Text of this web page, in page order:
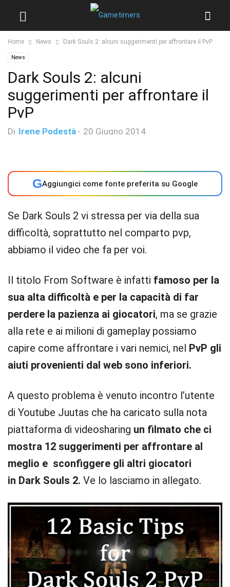
Home News Dark Souls 2: alcuni suggerimenti per affrontare il PvP
News
Dark Souls 2: alcuni
suggerimenti per affrontare il
PvP
Di Irene Podestà - 20 Giugno 2014
GAggiungici come fonte preferita su Google
Se Dark Souls 2 vi stressa per via della sua
difficoltà, soprattutto nel comparto pvp,
abbiamo il video che fa per voi.
Il titolo From Software è infatti famoso per la
sua alta difficoltà e per la capacità di far
perdere la pazienza ai giocatori, ma se grazie
alla rete e ai milioni di gameplay possiamo
capire come affrontare i vari nemici, nel PvP gli
aiuti provenienti dal web sono inferiori.
A questo problema è venuto incontro l’utente
di Youtube Juutas che ha caricato sulla nota
piattaforma di videosharing un filmato che ci
mostra 12 suggerimenti per affrontare al
meglio e sconfiggere gli altri giocatori
in Dark Souls 2. Ve lo lasciamo in allegato.